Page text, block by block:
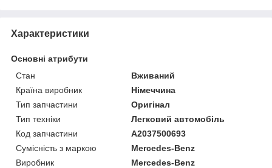
Характеристики
Основні атрибути
Стан
Вживаний
Країна виробник
Німеччина
Тип запчастини
Оригінал
Тип техніки
Легковий автомобіль
Код запчастини
A2037500693
Сумісність з маркою
Mercedes-Benz
Виробник
Mercedes-Benz